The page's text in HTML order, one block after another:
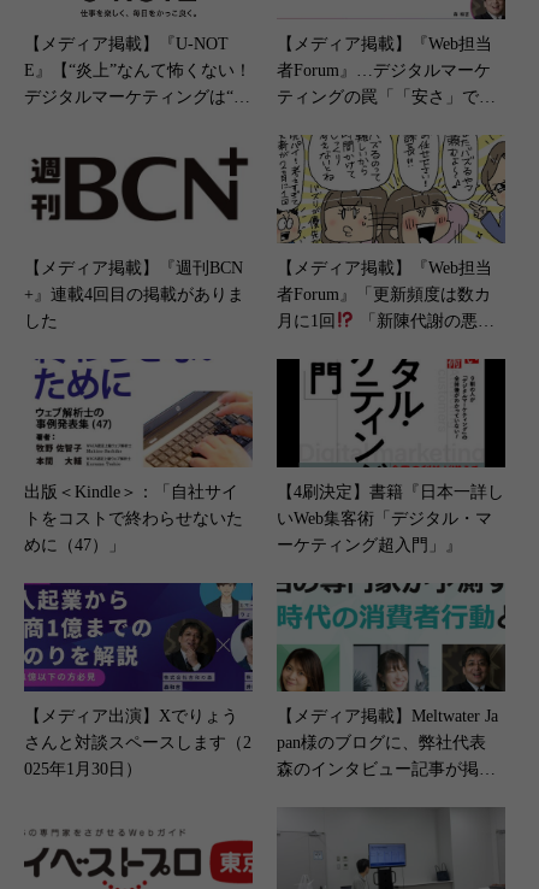
【メディア掲載】『U-NOT
E』【“炎上”なんて怖くない！
デジタルマーケティングは“魔
運用で大切なことは？】（202
3年5月1日）
【メディア掲載】『Web担当
者Forum』…デジタルマーケ
ティングの罠「「安さ」で選
の裏に隠された「本当のコス
ト」の見抜き方」（2025年9月
26日）
【メディア掲載】『週刊BCN
+』連載4回目の掲載がありま
した
【メディア掲載】『Web担当
者Forum』「更新頻度は数カ
月に1回
「新陳代謝の悪い
3年11月24日）
出版＜Kindle＞：「自社サイ
トをコストで終わらせないた
めに（47）」
【4刷決定】書籍『日本一詳し
いWeb集客術「デジタル・マ
ーケティング超入門」』
【メディア出演】Xでりょう
さんと対談スペースします（2
025年1月30日）
【メディア掲載】Meltwater Ja
pan様のブログに、弊社代表
森のインタビュー記事が掲載